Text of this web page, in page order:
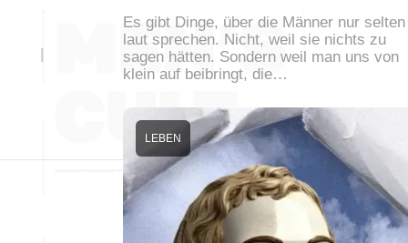
Es gibt Dinge, über die Männer nur selten
laut sprechen. Nicht, weil sie nichts zu
sagen hätten. Sondern weil man uns von
klein auf beibringt, die…
LEBEN